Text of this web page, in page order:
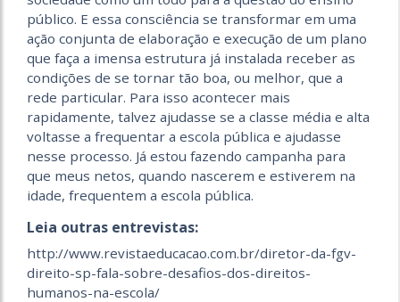
público. E essa consciência se transformar em uma
ação conjunta de elaboração e execução de um plano
que faça a imensa estrutura já instalada receber as
condições de se tornar tão boa, ou melhor, que a
rede particular. Para isso acontecer mais
rapidamente, talvez ajudasse se a classe média e alta
voltasse a frequentar a escola pública e ajudasse
nesse processo. Já estou fazendo campanha para
que meus netos, quando nascerem e estiverem na
idade, frequentem a escola pública.
Leia outras entrevistas:
http://www.revistaeducacao.com.br/diretor-da-fgv-
direito-sp-fala-sobre-desafios-dos-direitos-
humanos-na-escola/